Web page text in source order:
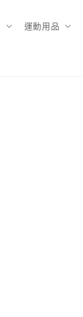
運動用品